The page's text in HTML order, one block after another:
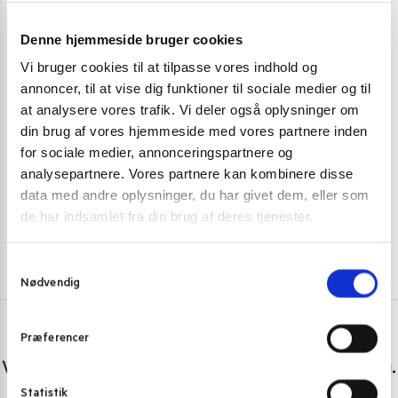
Denne hjemmeside bruger cookies
Vi bruger cookies til at tilpasse vores indhold og
annoncer, til at vise dig funktioner til sociale medier og til
at analysere vores trafik. Vi deler også oplysninger om
din brug af vores hjemmeside med vores partnere inden
for sociale medier, annonceringspartnere og
analysepartnere. Vores partnere kan kombinere disse
data med andre oplysninger, du har givet dem, eller som
de har indsamlet fra din brug af deres tjenester.
k
Nødvendig
Præferencer
Statistik
SPISEPINDE, SUSHI SPISEPINDE
29,00kr. 79,00
Har du spørgsmål eller brug for hjælp?
Vi er lige her. Kundeservice sidder klar til at hjælpe dig.